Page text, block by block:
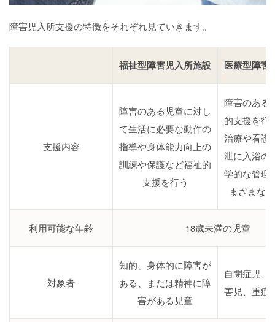
障害児入所支援の特徴をそれぞれ見ていきます。
福祉型障害児入所施設 医療型障害
支援内容
障害のある児童に対し
て生活に必要な動作の
指導や身体能力向上の
訓練や保護など福祉的
支援を行う
障害のある
的支援を行
治療や看護
泄に入浴の
学的な管理
まざまな
利用可能な年齢 18歳未満の児童
対象者
知的、身体的に障害が
ある、または精神に障
害がある児童
自閉症児、
害児、重症